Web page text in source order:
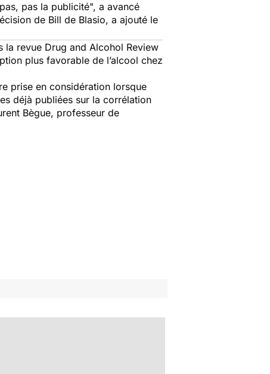
pas la publicité", a avancé
de Bill de Blasio, a ajouté le
la revue Drug and Alcohol Review
plus favorable de l’alcool chez
prise en considération lorsque
déjà publiées sur la corrélation
Bègue, professeur de